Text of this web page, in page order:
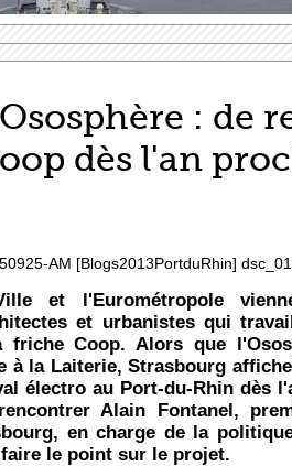
: de
dès l'an
et l'Eurométropole
et urbanistes qui
friche Coop. Alors que
à la Laiterie, Strasbourg
électro au Port-du-Rhin dès
Alain Fontanel,
en charge de la
le point sur le projet.